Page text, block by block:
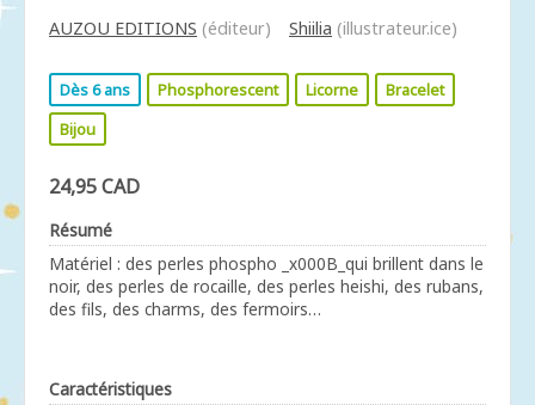
AUZOU EDITIONS (éditeur) Shiilia (illustrateur.ice)
Dès 6 ans Phosphorescent Licorne
Bracelet
Bijou
24,95 CAD
Résumé
Matériel : des perles phospho _x000B_qui brillent dans le
noir, des perles de rocaille, des perles heishi, des rubans,
des fils, des charms, des fermoirs…
Caractéristiques